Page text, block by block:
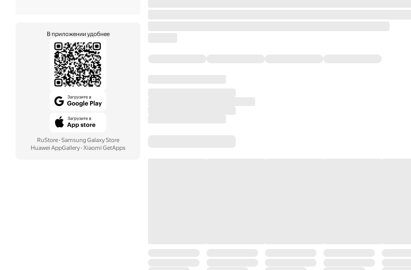
В приложении удобнее
RuStore· Samsung Galaxy Store
Huawei AppGallery· Xiaomi GetApps